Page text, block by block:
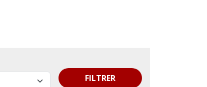
FILTRER